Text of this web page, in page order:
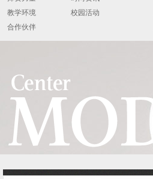
教学环境
校园活动
合作伙伴